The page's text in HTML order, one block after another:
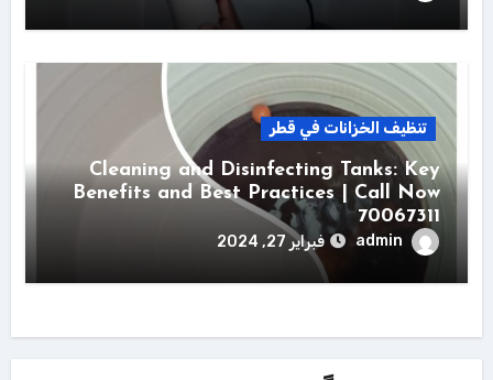
تنظيف الخزانات في قطر
Cleaning and Disinfecting Tanks: Key
Benefits and Best Practices | Call Now
70067311
admin فبراير 27, 2024